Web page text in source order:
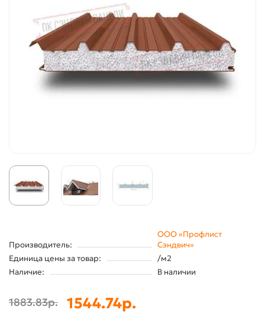
Производитель:
ООО «Профлист
Сэндвич»
Единица цены за товар:
/м2
Наличие:
В наличии
1883.83р. 1544.74р.